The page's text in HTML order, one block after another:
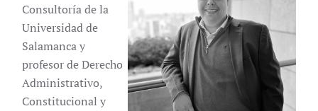
Consultoría de la
Universidad de
Salamanca y
profesor de Derecho
Administrativo,
Constitucional y